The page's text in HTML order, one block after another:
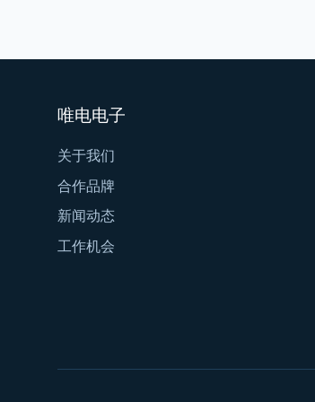
唯电电子
关于我们
合作品牌
新闻动态
工作机会